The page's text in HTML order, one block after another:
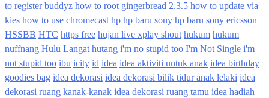
to register buddyz how to root gingerbread 2.3.5 how to update via
kies how to use chromecast hp hp baru sony hp baru sony ericsson
HSSBB HTC https free hujan live xplay shout hukum hukum
nuffnang Hulu Langat hutang i'm no stupid too I'm Not Single i'm
not stupid too ibu icity id idea idea aktiviti untuk anak idea birthday
goodies bag idea dekorasi idea dekorasi bilik tidur anak lelaki idea
dekorasi ruang kanak-kanak idea dekorasi ruang tamu idea hadiah